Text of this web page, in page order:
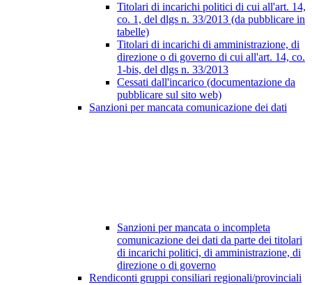
Titolari di incarichi politici di cui all'art. 14,
co. 1, del dlgs n. 33/2013 (da pubblicare in
tabelle)
Titolari di incarichi di amministrazione, di
direzione o di governo di cui all'art. 14, co.
1-bis, del dlgs n. 33/2013
Cessati dall'incarico (documentazione da
pubblicare sul sito web)
Sanzioni per mancata comunicazione dei dati
Sanzioni per mancata o incompleta
comunicazione dei dati da parte dei titolari
di incarichi politici, di amministrazione, di
direzione o di governo
Rendiconti gruppi consiliari regionali/provinciali